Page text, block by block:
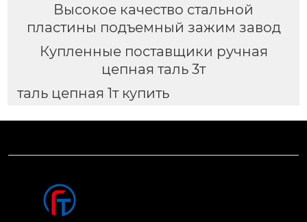
Высокое качество стальной
пластины подъемный зажим завод
Купленные поставщики ручная
цепная таль 3т
таль цепная 1т купить